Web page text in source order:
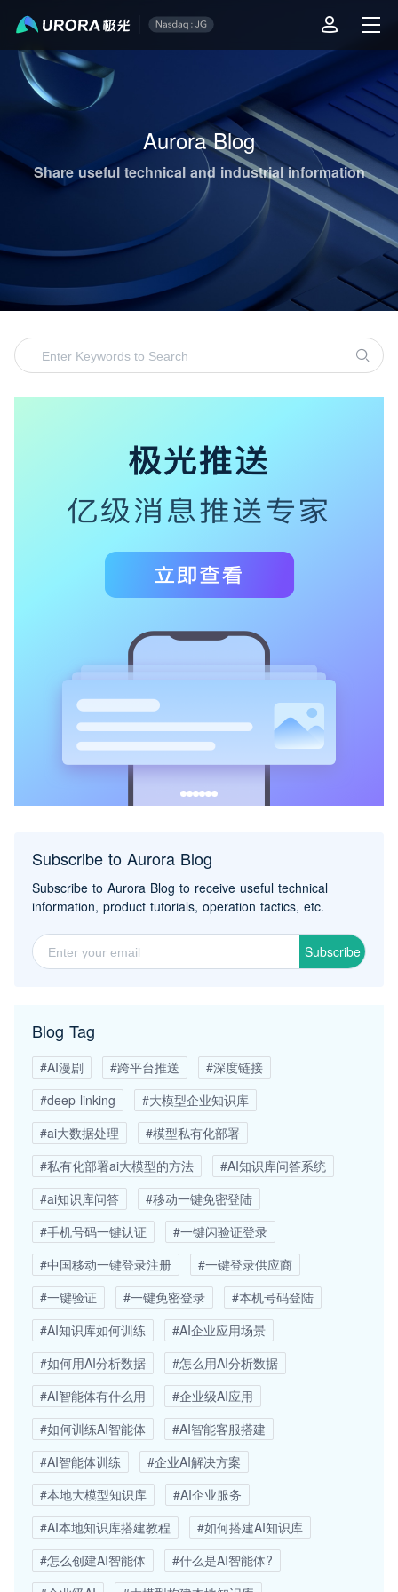
Aurora Blog
Share useful technical and industrial information
Subscribe to Aurora Blog
Subscribe to Aurora Blog to receive useful technical
information, product tutorials, operation tactics, etc.
Subscribe
Blog Tag
#AI漫剧 #跨平台推送
#深度链接
#deep linking
#大模型企业知识库
#ai大数据处理
#模型私有化部署
#私有化部署ai大模型的方法
#AI知识库问答系统
#ai知识库问答
#移动一键免密登陆
#手机号码一键认证
#一键闪验证登录
#中国移动一键登录注册
#一键登录供应商
#一键验证
#一键免密登录
#本机号码登陆
#AI知识库如何训练
#AI企业应用场景
#如何用AI分析数据
#怎么用AI分析数据
#AI智能体有什么用
#企业级AI应用
#如何训练AI智能体
#AI智能客服搭建
#AI智能体训练
#企业AI解决方案
#本地大模型知识库
#AI企业服务
#AI本地知识库搭建教程
#如何搭建AI知识库
#怎么创建AI智能体
#什么是AI智能体?